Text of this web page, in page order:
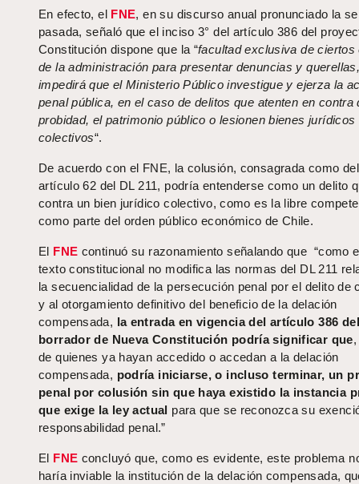
En efecto, el FNE, en su discurso anual pronunciado la
pasada, señaló que el inciso 3° del artículo 386 del
Constitución dispone que la “facultad exclusiva de ciertos
de la administración para presentar denuncias y
impedirá que el Ministerio Público investigue y ejerza la
penal pública, en el caso de delitos que atenten en contra
probidad, el patrimonio público o lesionen bienes jurídicos
colectivos“.
De acuerdo con el FNE, la colusión, consagrada como
artículo 62 del DL 211, podría entenderse como un delito
contra un bien jurídico colectivo, como es la libre
como parte del orden público económico de Chile.
El FNE continuó su razonamiento señalando que “como
texto constitucional no modifica las normas del DL 211
la secuencialidad de la persecución penal por el delito de
y al otorgamiento definitivo del beneficio de la delación
compensada, la entrada en vigencia del artículo 386 del
borrador de Nueva Constitución podría significar que
de quienes ya hayan accedido o accedan a la delación
compensada, podría iniciarse, o incluso terminar, un
penal por colusión sin que haya existido la instancia
que exige la ley actual para que se reconozca su
responsabilidad penal.”
El FNE concluyó que, como es evidente, este problema
haría inviable la institución de la delación compensada,